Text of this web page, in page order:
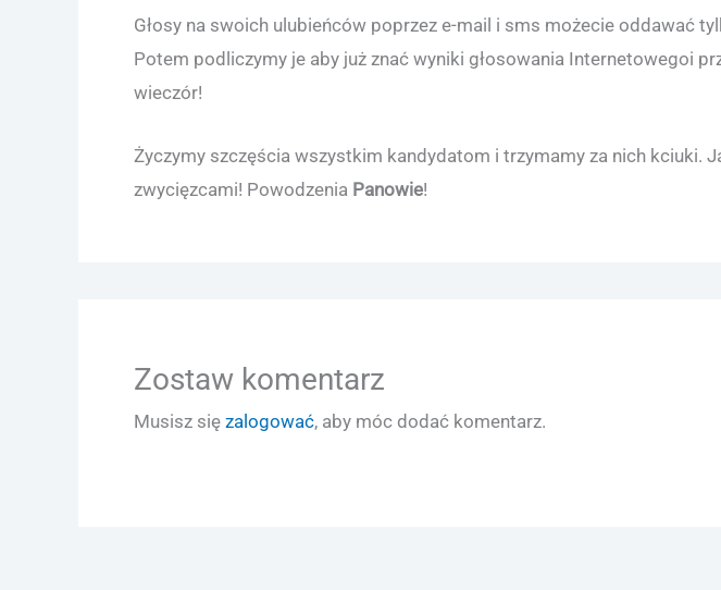
Głosy na swoich ulubieńców poprzez e-mail i sms możecie oddawać
Potem podliczymy je aby już znać wyniki głosowania Internetowegoi
wieczór!
Życzymy szczęścia wszystkim kandydatom i trzymamy za nich kciuki.
zwycięzcami! Powodzenia Panowie!
Zostaw komentarz
Musisz się zalogować, aby móc dodać komentarz.